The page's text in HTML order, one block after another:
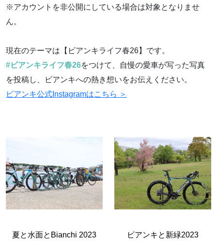
※アカウントを非公開にしている場合は対象となりませ
ん。
現在のテーマは【ビアンキライフ春26】です。
#ビアンキライフ春26をつけて、自慢の愛車が写った写真
を投稿し、ビアンキへの熱き想いをお伝えください。
ビアンキ公式Instagramはこちら ＞
夏と水面とBianchi 2023 ビアンキと新緑2023